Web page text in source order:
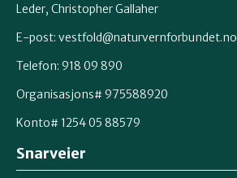
Leder, Christopher Gallaher
E-post: vestfold@naturvernforbundet.no
Telefon: 918 09 890
Organisasjons# 975588920
Konto# 1254 05 88579
Snarveier